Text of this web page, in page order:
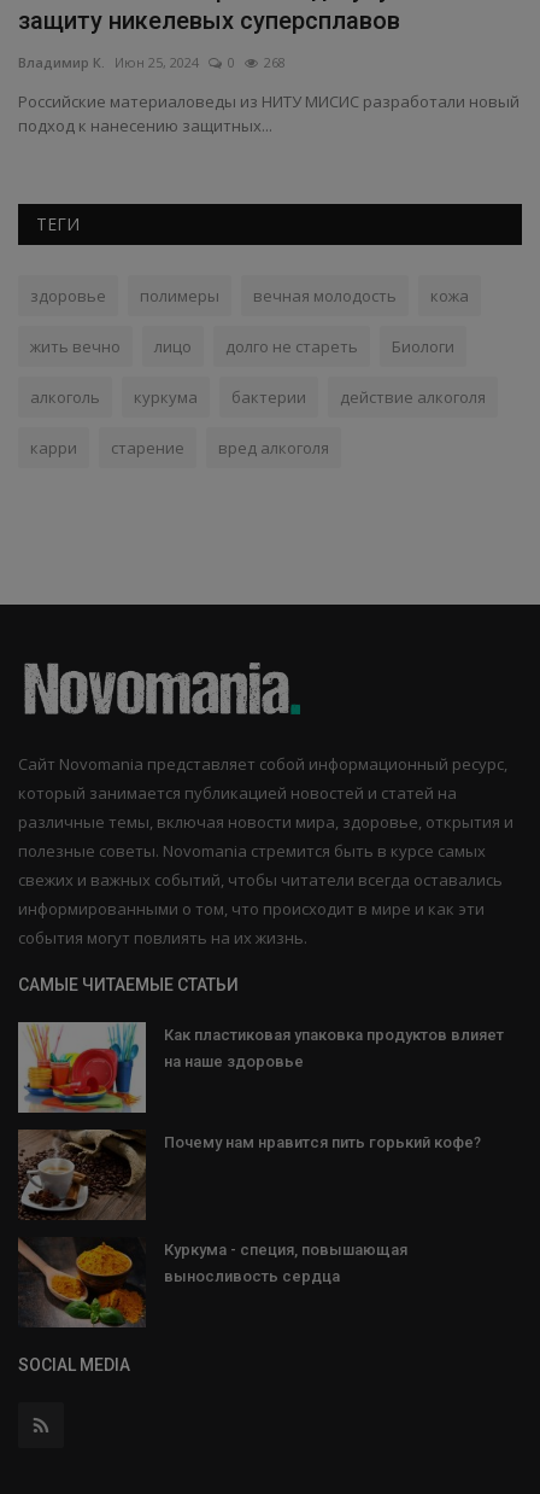
защиту никелевых суперсплавов
Владимир К. Июн 25, 2024 0 268
Российские материаловеды из НИТУ МИСИС разработали новый
подход к нанесению защитных...
ТЕГИ
здоровье полимеры вечная молодость кожа
жить вечно лицо долго не стареть Биологи
алкоголь куркума бактерии действие алкоголя
карри старение вред алкоголя
Сайт Novomania представляет собой информационный ресурс,
который занимается публикацией новостей и статей на
различные темы, включая новости мира, здоровье, открытия и
полезные советы. Novomania стремится быть в курсе самых
свежих и важных событий, чтобы читатели всегда оставались
информированными о том, что происходит в мире и как эти
события могут повлиять на их жизнь.
САМЫЕ ЧИТАЕМЫЕ СТАТЬИ
Как пластиковая упаковка продуктов влияет
на наше здоровье
Почему нам нравится пить горький кофе?
Куркума - специя, повышающая
выносливость сердца
SOCIAL MEDIA